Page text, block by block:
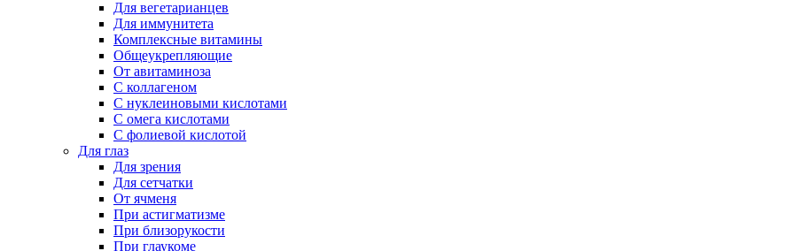
Для вегетарианцев
Для иммунитета
Комплексные витамины
Общеукрепляющие
От авитаминоза
С коллагеном
С нуклеиновыми кислотами
С омега кислотами
С фолиевой кислотой
Для глаз
Для зрения
Для сетчатки
От ячменя
При астигматизме
При близорукости
При глаукоме